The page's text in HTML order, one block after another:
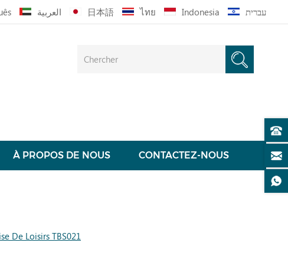
العربية 日本語 ไทย Indonesia עברית
À PROPOS DE NOUS CONTACTEZ-NOUS
De Loisirs TBS021